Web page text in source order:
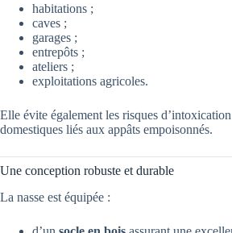
habitations ;
caves ;
garages ;
entrepôts ;
ateliers ;
exploitations agricoles.
Elle évite également les risques
domestiques liés aux appâts empoisonnés.
Une conception robuste et durable
La nasse est équipée :